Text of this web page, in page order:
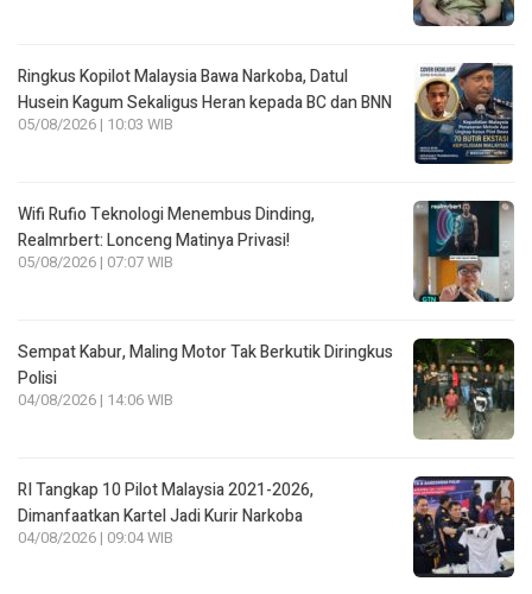
Ringkus Kopilot Malaysia Bawa Narkoba, Datul
Husein Kagum Sekaligus Heran kepada BC dan BNN
05/08/2026 | 10:03 WIB
Wifi Rufio Teknologi Menembus Dinding,
Realmrbert: Lonceng Matinya Privasi!
05/08/2026 | 07:07 WIB
Sempat Kabur, Maling Motor Tak Berkutik Diringkus
Polisi
04/08/2026 | 14:06 WIB
RI Tangkap 10 Pilot Malaysia 2021-2026,
Dimanfaatkan Kartel Jadi Kurir Narkoba
04/08/2026 | 09:04 WIB